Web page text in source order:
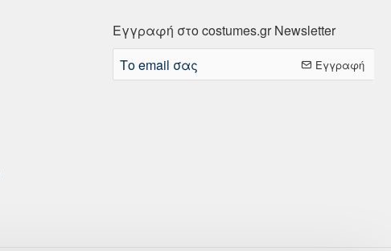
Εγγραφή στο costumes.gr Newsletter
Το
email
Εγγραφή